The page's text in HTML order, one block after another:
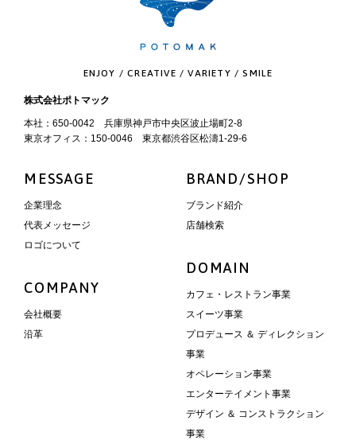
ENJOY / CREATIVE / VARIETY / SMILE
株式会社ポトマック
本社：650-0042 兵庫県神戸市中央区波止場町2-8
東京オフィス：150-0046 東京都渋谷区松濤1-29-6
MESSAGE
企業理念
代表メッセージ
ロゴについて
COMPANY
会社概要
沿革
BRAND/SHOP
ブランド紹介
店舗検索
DOMAIN
カフェ・レストラン事業
スイーツ事業
プロデュース ＆ ディレクション
事業
オペレーション事業
エンターテイメント事業
デザイン ＆ コンストラクション
事業